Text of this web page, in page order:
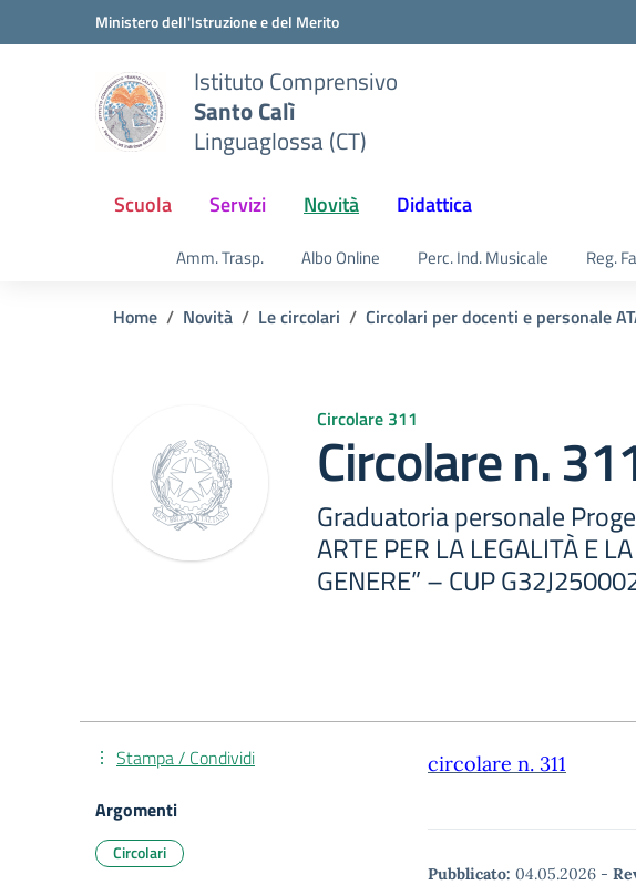
Vai ai contenuti
Vai al menu di navigazioneMinistero dell'Istruzione e del Merito
Istituto Comprensivo
Santo Calì
Linguaglossa (CT)
Scuola Servizi Novità Didattica
Amm. Trasp. Albo Online Perc. Ind. Musicale Reg.
Home Novità Le circolari Circolari per docenti e personale
Circolare 311
Circolare n.
Graduatoria personale
ARTE PER LA LEGALITÀ E
GENERE” – CUP
circolare n. 311
Pubblicato: 04.05.2026 -
Stampa / Condividi
Argomenti
Circolari